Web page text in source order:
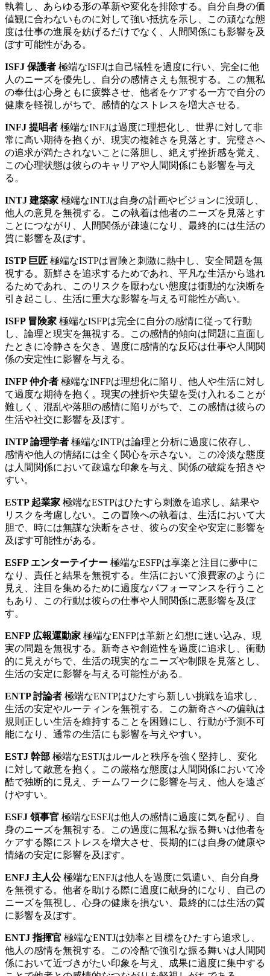
執着し、あらゆる形の革新や変化を排除する。自分自身の価
値観に合わないものに対して強い抵抗を示し、この頑なな態
度は仕事の進展を妨げるだけでなく、人間関係にも影響を及
ぼす可能性がある。
ISFJ 保護者 極端なISFJは自己犠牲を過度に行い、完全に他
人のニーズを優先し、自分の感情さえも無視する。この無私
の奉仕は心身ともに疲弊させ、他者をケアする一方で自分の
健康を軽視しがちで、感情的なストレスを増大させる。
INFJ 提唱者 極端なINFJは過度に理想化し、世界に対して非
常に高い期待を抱くが、現実の複雑さを見落とす。完璧さへ
の追求が満たされないことに落胆し、絶えず挫折感を覚え、
この心理状態は彼らのキャリアや人間関係にも影響を与え
る。
INTJ 建築家 極端なINTJは自身の計画やビジョンに没頭し、
他人の意見を無視する。この執着は他者のニーズを見落とす
ことにつながり、人間関係が疎遠になり、最終的には生活の
質に影響を及ぼす。
ISTP 巨匠 極端なISTPは冒険と刺激に熱中し、安全問題を無
視する。新鮮さを追求するためであれ、平凡な生活から逃れ
るためであれ、このリスクを厭わない態度は衝動的な決断を
引き起こし、生活に重大な影響を与える可能性が高い。
ISFP 冒険家 極端なISFPは完全に自分の感情に従って行動
し、論理と現実を無視する。この感情的傾向は問題に直面し
たときに冷静さを欠き、過度に感情的な反応は仕事や人間関
係の安定性に影響を与える。
INFP 仲介者 極端なINFPは理想化に陥り、他人や生活に対し
て過度な期待を抱く。現実の挫折や失望を受け入れることが
難しく、混乱や落胆の感情に陥りがちで、この感情は彼らの
生活や社交に影響を及ぼす。
INTP 論理学者 極端なINTPは論理と分析に過度に依存し、
感情や他人の情緒には全く関心を示さない。この冷淡な態度
は人間関係において疎遠な印象を与え、関係の破綻を招きや
すい。
ESTP 起業家 極端なESTPはひたすら刺激を追求し、結果や
リスクを考慮しない。この冒険への執着は、生活において大
胆で、時には無謀な決断をさせ、彼らの安全や安定に影響を
及ぼす可能性がある。
ESFP エンターテイナー 極端なESFPは享楽と注目に夢中に
なり、責任と結果を無視する。生活において浪費家のように
見え、注目を集めるために過度なパフォーマンスを行うこと
もあり、この行動は彼らの仕事や人間関係に悪影響を及ぼ
す。
ENFP 広報運動家 極端なENFPは革新と幻想に迷い込み、現
実の問題を無視する。新奇さや創造性を過度に追求し、衝動
的に見えがちで、生活の現実的なニーズや制限を見落とし、
生活の安定に影響を与える可能性がある。
ENTP 討論者 極端なENTPはひたすら新しい挑戦を追求し、
生活の安定やルーティンを無視する。この新奇さへの偏執は
規則正しい生活を維持することを困難にし、行動が予測不可
能になり、通常の生活にも影響を与えやすい。
ESTJ 幹部 極端なESTJはルールと秩序を強く堅持し、変化
に対して敵意を抱く。この厳格な態度は人間関係において冷
酷で独断的に見え、チームワークに影響を与え、他人を遠ざ
けやすい。
ESFJ 領事官 極端なESFJは他人の感情に過度に気を配り、自
身のニーズを無視する。この過度に無私な振る舞いは他者を
ケアする際にストレスを増大させ、長期的には自身の健康や
情緒の安定に影響を及ぼす。
ENFJ 主人公極端なENFJは他人を過度に気遣い、自分自身
を無視する。他者を助ける際に過度に献身的になり、自己の
ニーズを無視し、心身の健康を損ない、最終的には生活の質
に影響を及ぼす。
ENTJ 指揮官 極端なENTJは効率と目標をひたすら追求し、
他人の感情を無視する。この冷酷で強引な振る舞いは人間関
係において近づきがたい印象を与え、成果に過度に集中する